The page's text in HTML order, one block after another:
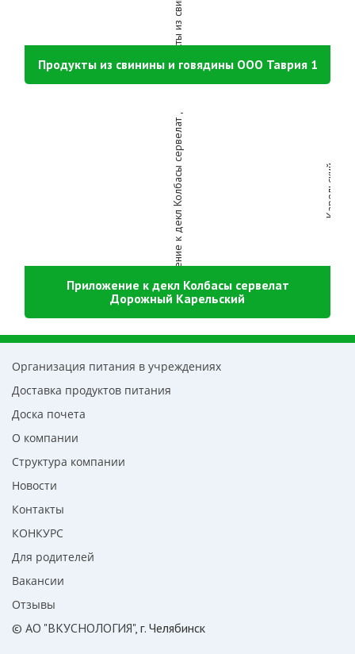
Продукты из свинины и говядины ООО Таврия 1
Приложение к декл Колбасы сервелат
Дорожный Карельский
Организация питания в учреждениях
Доставка продуктов питания
Доска почета
О компании
Структура компании
Новости
Контакты
КОНКУРС
Для родителей
Вакансии
Отзывы
© АО "ВКУСНОЛОГИЯ", г. Челябинск